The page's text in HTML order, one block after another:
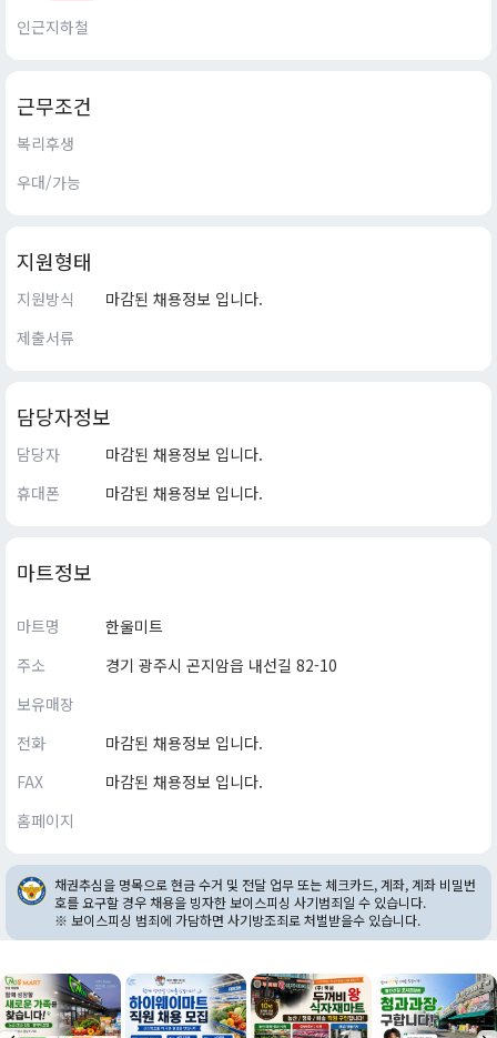
인근지하철
근무조건
복리후생
우대/가능
지원형태
지원방식
마감된 채용정보 입니다.
제출서류
담당자정보
담당자
마감된 채용정보 입니다.
휴대폰
마감된 채용정보 입니다.
마트정보
마트명
한울미트
주소
경기 광주시 곤지암읍 내선길 82-10
보유매장
전화
마감된 채용정보 입니다.
FAX
마감된 채용정보 입니다.
홈페이지
채권추심을 명목으로 현금 수거 및 전달 업무 또는 체크카드, 계좌, 계좌 비밀번
호를 요구할 경우 채용을 빙자한 보이스피싱 사기범죄일 수 있습니다.
※ 보이스피싱 범죄에 가담하면 사기방조죄로 처벌받을수 있습니다.